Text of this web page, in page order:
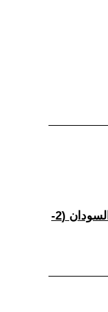
(12) في منهج دراسة علاقات الأرض في السودان (2-